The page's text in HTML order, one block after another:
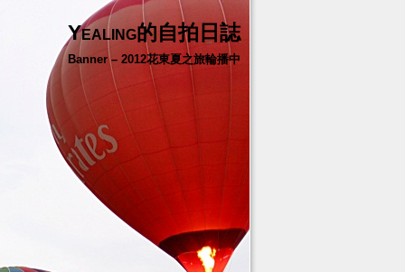
Yealing的自拍日誌
Banner – 2012花東夏之旅輪播中